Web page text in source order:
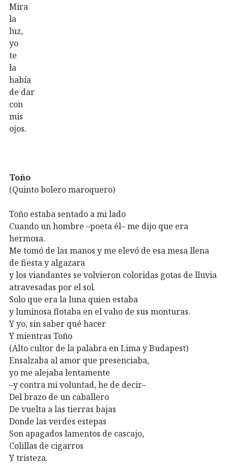
Mira
la
luz,
yo
te
la
había
de dar
con
mis
ojos.
Toño
(Quinto bolero maroquero)
Toño estaba sentado a mi lado
Cuando un hombre –poeta él– me dijo que era
hermosa.
Me tomó de las manos y me elevó de esa mesa llena
de fiesta y algazara
y los viandantes se volvieron coloridas gotas de lluvia
atravesadas por el sol.
Solo que era la luna quien estaba
y luminosa flotaba en el vaho de sus monturas.
Y yo, sin saber qué hacer
Y mientras Toño
(Alto cultor de la palabra en Lima y Budapest)
Ensalzaba al amor que presenciaba,
yo me alejaba lentamente
–y contra mi voluntad, he de decir–
Del brazo de un caballero
De vuelta a las tierras bajas
Donde las verdes estepas
Son apagados lamentos de cascajo,
Colillas de cigarros
Y tristeza.